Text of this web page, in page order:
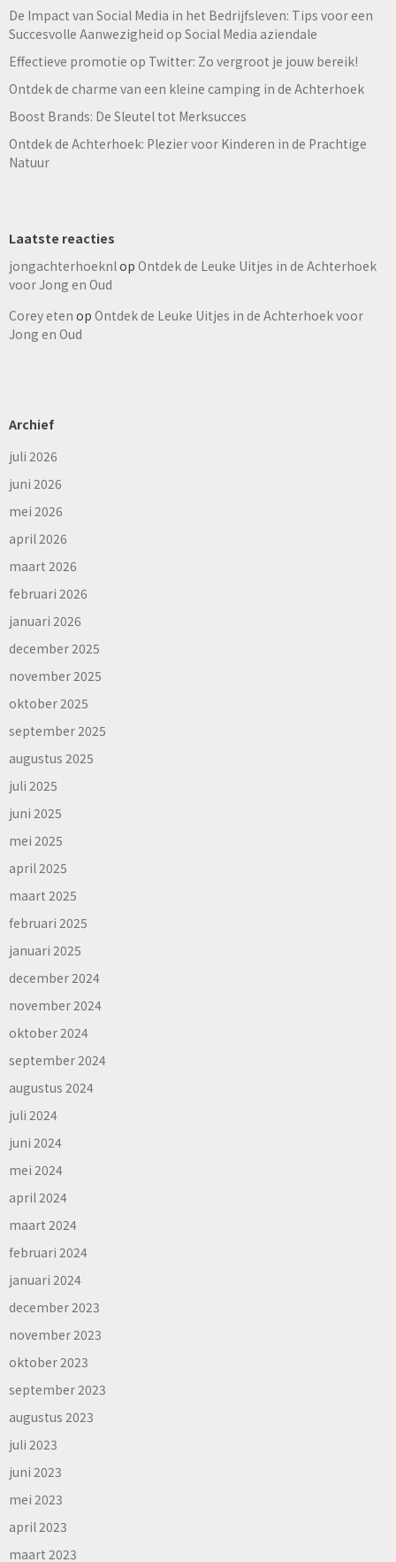
De Impact van Social Media in het Bedrijfsleven: Tips voor een
Succesvolle Aanwezigheid op Social Media aziendale
Effectieve promotie op Twitter: Zo vergroot je jouw bereik!
Ontdek de charme van een kleine camping in de Achterhoek
Boost Brands: De Sleutel tot Merksucces
Ontdek de Achterhoek: Plezier voor Kinderen in de Prachtige
Natuur
Laatste reacties
jongachterhoeknlop Ontdek de Leuke Uitjes in de Achterhoek
voor Jong en Oud
Corey eten op Ontdek de Leuke Uitjes in de Achterhoek voor
Jong en Oud
Archief
juli 2026
juni 2026
mei 2026
april 2026
maart 2026
februari 2026
januari 2026
december 2025
november 2025
oktober 2025
september 2025
augustus 2025
juli 2025
juni 2025
mei 2025
april 2025
maart 2025
februari 2025
januari 2025
december 2024
november 2024
oktober 2024
september 2024
augustus 2024
juli 2024
juni 2024
mei 2024
april 2024
maart 2024
februari 2024
januari 2024
december 2023
november 2023
oktober 2023
september 2023
augustus 2023
juli 2023
juni 2023
mei 2023
april 2023
maart 2023